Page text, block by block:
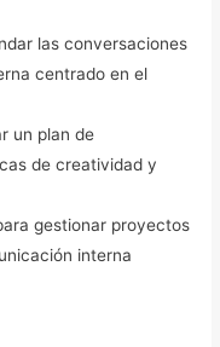
las conversaciones
centrado en el
un plan de
de creatividad y
gestionar proyectos
interna